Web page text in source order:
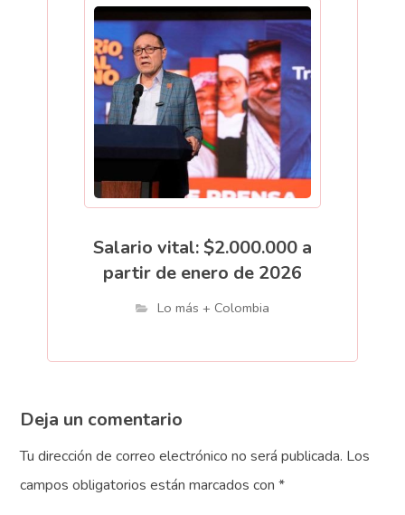
Salario vital: $2.000.000 a
partir de enero de 2026
Lo más + Colombia
Deja un comentario
Tu dirección de correo electrónico no será publicada. Los
campos obligatorios están marcados con*